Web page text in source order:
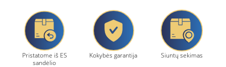
Pristatome iš ES
sandėlio
Kokybės garantija Siuntų sekimas